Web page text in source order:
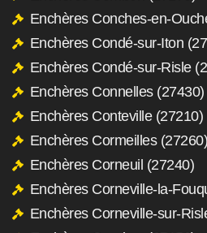
Enchères Conches-en-
Enchères Condé-sur-Iton
Enchères Condé-sur-Risle
Enchères Connelles (27430)
Enchères Conteville (27210)
Enchères Cormeilles (27260)
Enchères Corneuil (27240)
Enchères Corneville-la-
Enchères Corneville-sur-